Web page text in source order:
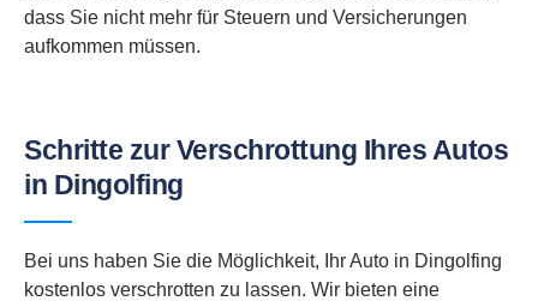
dass Sie nicht mehr für Steuern und Versicherungen
aufkommen müssen.
Schritte zur Verschrottung Ihres Autos
in Dingolfing
Bei uns haben Sie die Möglichkeit, Ihr Auto in Dingolfing
kostenlos verschrotten zu lassen. Wir bieten eine